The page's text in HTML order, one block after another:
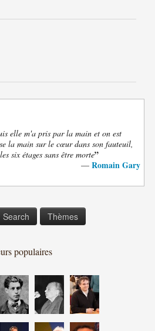
elle m'a pris par la main et on est
la main sur le cœur dans son fauteuil,
six étages sans être morte”
— Romain Gary
Search Thèmes
populaires